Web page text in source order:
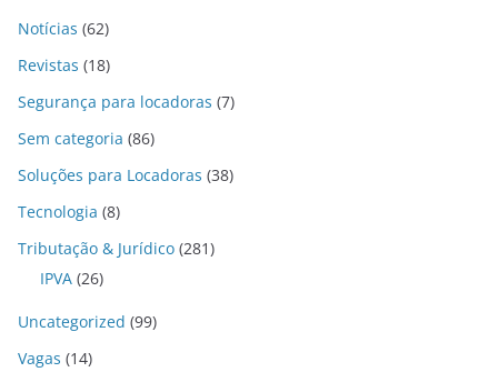
Notícias (62)
Revistas (18)
Segurança para locadoras (7)
Sem categoria (86)
Soluções para Locadoras (38)
Tecnologia (8)
Tributação & Jurídico (281)
IPVA (26)
Uncategorized (99)
Vagas (14)